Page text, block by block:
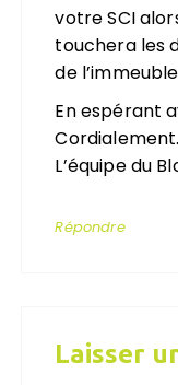
votre SCI
touchera les
de
En espérant
Cordialement.
L’équipe du
Répondre
Laisser